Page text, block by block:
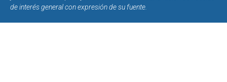
de interés general con expresión de su fuente.